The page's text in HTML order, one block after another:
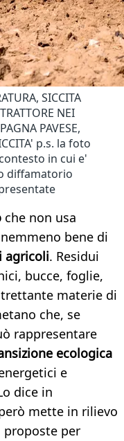
SICCITA
NEI
PAVESE,
p.s. la foto
in cui e'
diffamatorio
che non usa
bene di
agricoli. Residui
bucce, foglie,
materie di
che, se
rappresentare
ecologica
e
dice in
mette in rilievo
proposte per